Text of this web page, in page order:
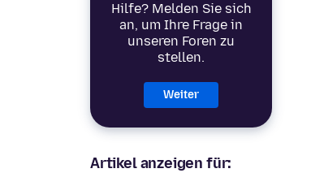
Hilfe? Melden Sie sich
an, um Ihre Frage in
unseren Foren zu
stellen.
Weiter
Artikel anzeigen für: